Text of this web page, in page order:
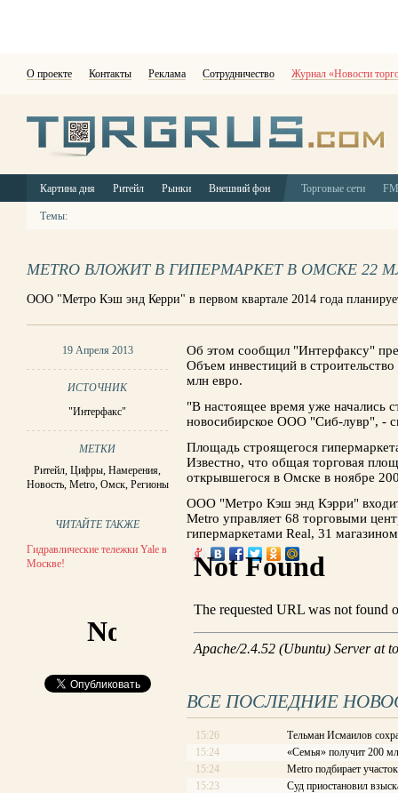
О проекте Контакты Реклама Сотрудничество Журнал «Новости
Картина дня Ритейл Рынки Внешний фон Торговые сети
Темы:
МЕTRО ВЛОЖИТ В ГИПЕРМАРКЕТ В ОМСКЕ 22
ООО "Метро Кэш энд Керри" в первом квартале 2014 года
19 Апреля 2013
ИСТОЧНИК
"Интерфакс"
МЕТКИ
Ритейл,Цифры,Намерения,
Новость, Меtrо, Омск, Регионы
ЧИТАЙТЕ ТАКЖЕ
Гидравлические тележки Yale в
Москве!
Об этом сообщил "Интерфаксу"
Объем инвестиций в
млн евро.
"В настоящее время уже начались
новосибирское ООО "Сиб-лувр", -
Площадь строящегося
Известно, что общая торговая
открывшегося в Омске в ноябре
ООО "Метро Кэш энд Кэрри"
Metro управляет 68 торговыми
гипермаркетами Real, 31
ВСЕ ПОСЛЕДНИЕ
15:26
Тельман Исмаилов
15:24
«Семья» получит 200
15:24
Metro подбирает
15:23
Суд приостановил